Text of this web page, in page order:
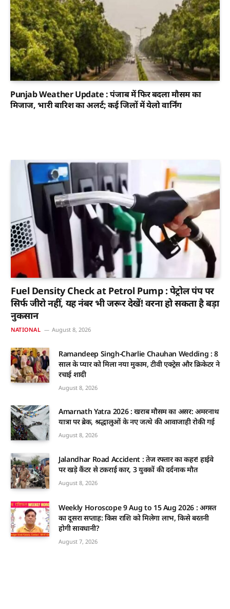
Punjab Weather Update : पंजाब में फिर बदला मौसम का
मिजाज, भारी बारिश का अलर्ट; कई जिलों में येलो वार्निंग
Fuel Density Check at Petrol Pump : पेट्रोल पंप पर
सिर्फ जीरो नहीं, यह नंबर भी जरूर देखें! वरना हो सकता है बड़ा
नुकसान
NATIONAL August 8, 2026
Ramandeep Singh-Charlie Chauhan Wedding : 8
साल के प्यार को मिला नया मुकाम, टीवी एक्ट्रेस और क्रिकेटर ने
रचाई शादी
August 8, 2026
Amarnath Yatra 2026 : खराब मौसम का असर: अमरनाथ
यात्रा पर ब्रेक, श्रद्धालुओं के नए जत्थे की आवाजाही रोकी गई
August 8, 2026
Jalandhar Road Accident : तेज रफ्तार का कहर! हाईवे
पर खड़े कैंटर से टकराई कार, 3 युवकों की दर्दनाक मौत
August 8, 2026
Weekly Horoscope 9 Aug to 15 Aug 2026 : अगस्त
का दूसरा सप्ताह: किस राशि को मिलेगा लाभ, किसे बरतनी
होगी सावधानी?
August 7, 2026